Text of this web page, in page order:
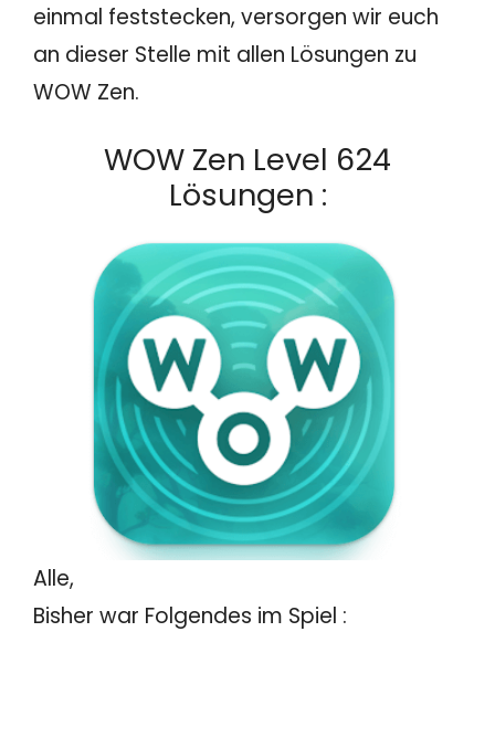
einmal feststecken, versorgen wir euch
an dieser Stelle mit allen Lösungen zu
WOW Zen.
WOW Zen Level 624
Lösungen :
Alle,
Bisher war Folgendes im Spiel :